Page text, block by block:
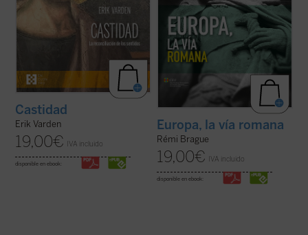
Castidad
Erik Varden
19,00€ IVA incluido
disponible en ebook:
Europa, la vía romana
Rémi Brague
19,00€ IVA incluido
disponible en ebook: